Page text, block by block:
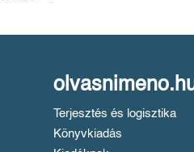
Terjesztés és logisztika
Könyvkiadás